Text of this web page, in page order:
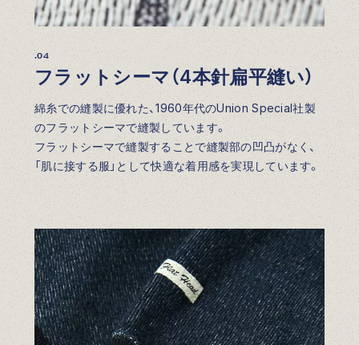
.04
フラットシーマ（4本針扁平縫い）
綿糸での縫製に優れた、1960年代のUnion Special社製
のフラットシーマで縫製しています。
フラットシーマで縫製することで縫製部の凹凸がなく、
「肌に接する服」として快適な着用感を実現しています。